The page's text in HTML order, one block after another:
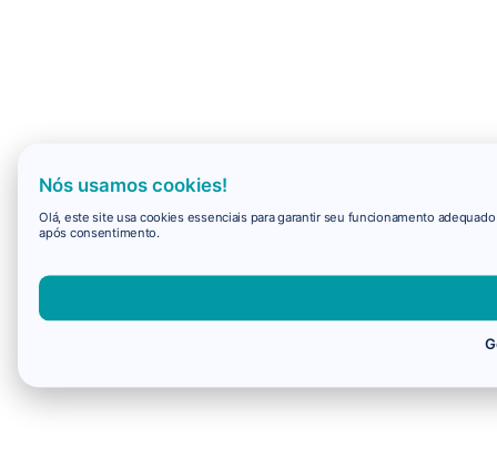
Nós usamos cookies!
Olá, este site usa cookies essenciais para garantir seu funcionamento
após consentimento.